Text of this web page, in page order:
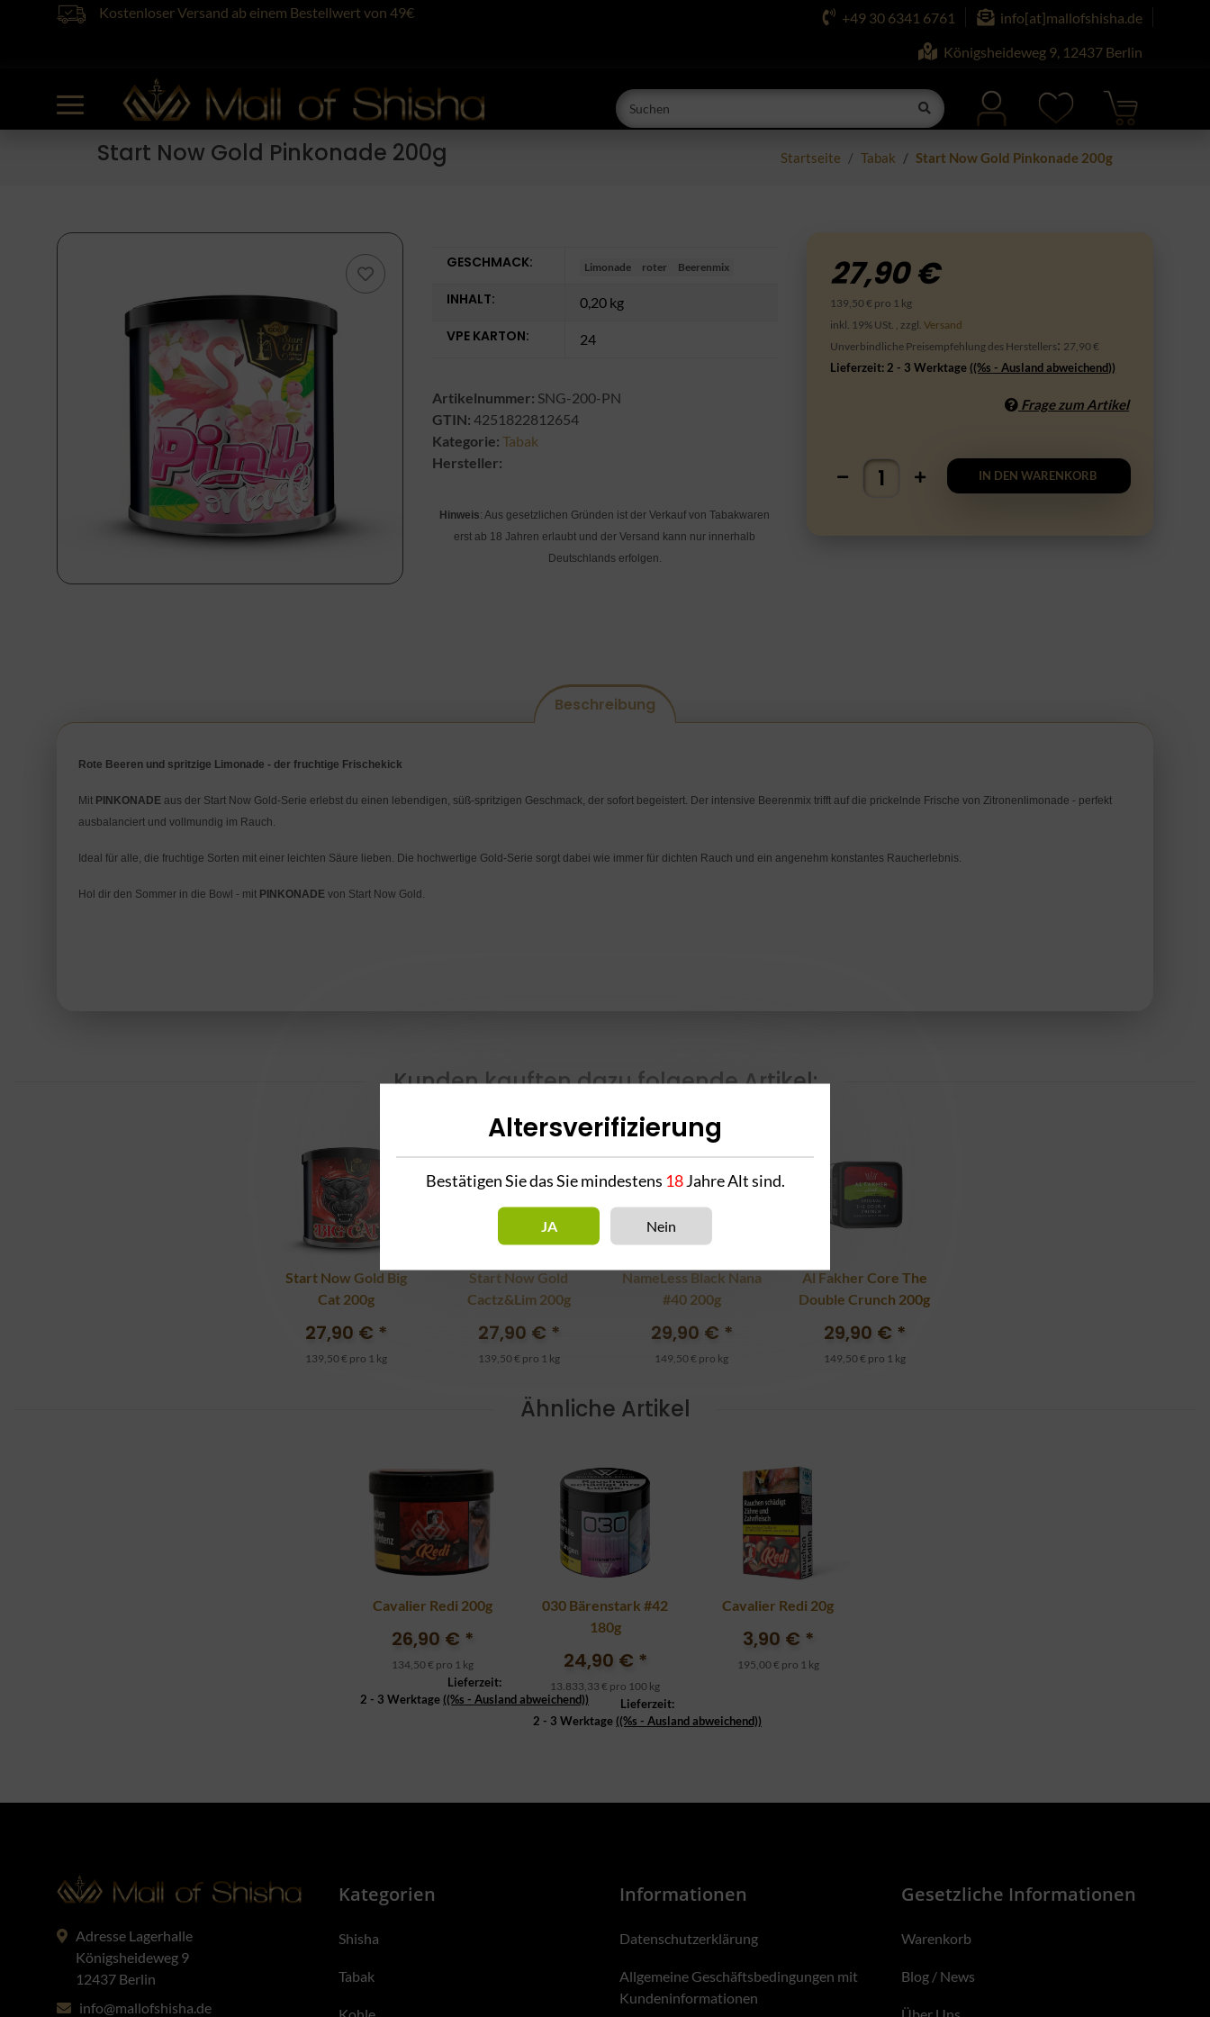
Kostenloser Versand ab einem Bestellwert von 49€ +49 30 6341 6761
info[at]mallofshisha.de
Königsheideweg 9, 12437 Berlin
Start Now Gold Pinkonade 200g Startseite Tabak Start Now Gold Pinkonade 200g
GESCHMACK: Limonade roter Beerenmix
INHALT: 0,20 kg
VPE KARTON: 24
Artikelnummer: SNG-200-PN
GTIN: 4251822812654
Kategorie: Tabak
Hersteller:
Hinweis: Aus gesetzlichen Gründen ist der Verkauf von Tabakwaren
erst ab 18 Jahren erlaubt und der Versand kann nur innerhalb
Deutschlands erfolgen.
27,90 €
139,50 € pro 1 kg
inkl. 19% USt. , zzgl.Versand
Unverbindliche Preisempfehlung des Herstellers: 27,90 €
Lieferzeit: 2 - 3 Werktage ((%s - Ausland abweichend))
Frage zum Artikel
IN DEN WARENKORB
Beschreibung
Rote Beeren und spritzige Limonade - der fruchtige Frischekick
Mit PINKONADE aus der Start Now Gold-Serie erlebst du einen lebendigen, süß-spritzigen Geschmack, der sofort begeistert. Der intensive Beerenmix trifft auf die prickelnde Frische von Zitronenlimonade - perfekt
ausbalanciert und vollmundig im Rauch.
Ideal für alle, die fruchtige Sorten mit einer leichten Säure lieben. Die hochwertige Gold-Serie sorgt dabei wie immer für dichten Rauch und ein angenehm konstantes Raucherlebnis.
Hol dir den Sommer in die Bowl - mit PINKONADE von Start Now Gold.
Kunden kauften dazu folgende Artikel:
Start Now Gold Big
Cat 200g
27,90 € *
139,50 € pro 1 kg
Start Now Gold
Cactz&Lim 200g
27,90 € *
139,50 € pro 1 kg
NameLess Black Nana
#40 200g
29,90 € *
149,50 € pro kg
Al Fakher Core The
Double Crunch 200g
29,90 € *
149,50 € pro 1 kg
Ähnliche Artikel
Cavalier Redi 200g
26,90 € *
134,50 € pro 1 kg
Lieferzeit:
2 - 3 Werktage ((%s - Ausland abweichend))
030 Bärenstark #42
180g
24,90 € *
13.833,33 € pro 100 kg
Lieferzeit:
2 - 3 Werktage ((%s - Ausland abweichend))
Cavalier Redi 20g
3,90 € *
195,00 € pro 1 kg
Adresse Lagerhalle
Königsheideweg 9
12437 Berlin
info@mallofshisha.de
Kategorien
Shisha
Tabak
Informationen
Datenschutzerklärung
Allgemeine Geschäftsbedingungen mit
Kundeninformationen
Gesetzliche Informationen
Warenkorb
Blog / News
Altersverifizierung
Bestätigen Sie das Sie mindestens 18Jahre Alt sind.
JA Nein